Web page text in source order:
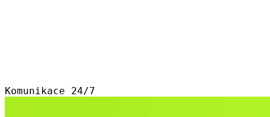
Komunikace 24/7